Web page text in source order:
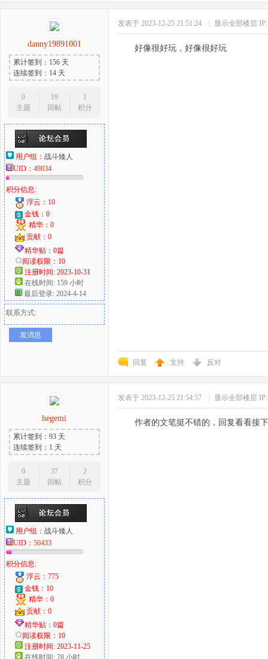
danny19891001
累计签到：156 天
连续签到：14 天
0
主题
19
回帖
1
积分
用户组： 战斗矮人
UID： 49834
积分信息:
浮云：10
金钱：0
精华：0
贡献：0
精华贴：0篇
阅读权限：10
注册时间: 2023-10-31
在线时间: 159 小时
最后登录: 2024-4-14
联系方式:
发消息
发表于 2023-12-25 21:51:24 显示全部楼层
好像很好玩，好像很好玩
回复 支持 反对
hegemi
累计签到：93 天
连续签到：1 天
0
主题
37
回帖
2
积分
用户组： 战斗矮人
UID： 50433
积分信息:
浮云：775
金钱：10
精华：0
贡献：0
精华贴：0篇
阅读权限：10
注册时间: 2023-11-25
在线时间: 78 小时
发表于 2023-12-25 21:54:57 显示全部楼层
作者的文笔挺不错的，回复看看接